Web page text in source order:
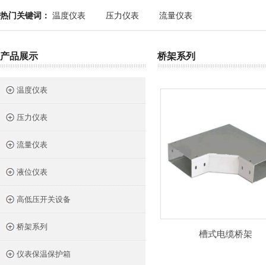
热门关键词： 温度仪表 压力仪表 流量仪表
产品展示
温度仪表
压力仪表
流量仪表
液位仪表
高低压开关设备
桥架系列
仪表保温保护箱
桥架系列
槽式电缆桥架